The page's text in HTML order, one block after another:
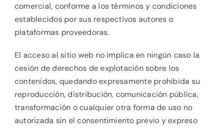
comercial, conforme a los términos y condiciones
establecidos por sus respectivos autores o
plataformas proveedoras.
El acceso al sitio web no implica en ningún caso la
cesión de derechos de explotación sobre los
contenidos, quedando expresamente prohibida su
reproducción, distribución, comunicación pública,
transformación o cualquier otra forma de uso no
autorizada sin el consentimiento previo y expreso